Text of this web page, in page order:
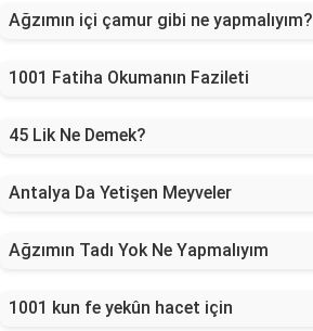
Ağzımın içi çamur gibi ne yapmalıyım?
1001 Fatiha Okumanın Fazileti
45 Lik Ne Demek?
Antalya Da Yetişen Meyveler
Ağzımın Tadı Yok Ne Yapmalıyım
1001 kun fe yekûn hacet için